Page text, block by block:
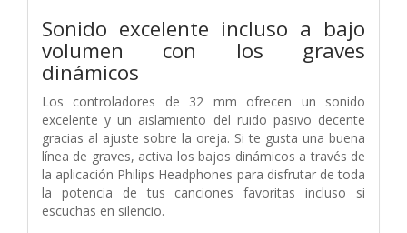
Sonido excelente incluso a bajo
volumen con los graves
dinámicos
Los controladores de 32 mm ofrecen un sonido
excelente y un aislamiento del ruido pasivo decente
gracias al ajuste sobre la oreja. Si te gusta una buena
línea de graves, activa los bajos dinámicos a través de
la aplicación Philips Headphones para disfrutar de toda
la potencia de tus canciones favoritas incluso si
escuchas en silencio.